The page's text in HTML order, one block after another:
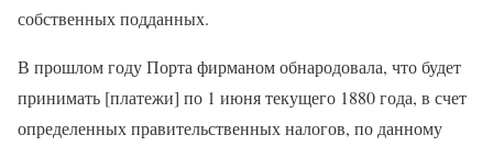
собственных подданных.
В прошлом году Порта фирманом обнародовала, что будет
принимать [платежи] по 1 июня текущего 1880 года, в счет
определенных правительственных налогов, по данному